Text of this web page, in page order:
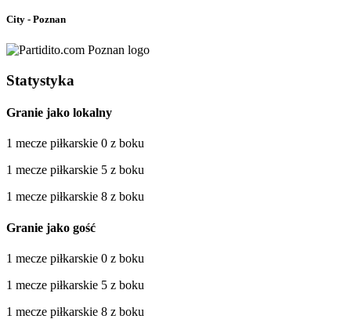
City - Poznan
Statystyka
Granie jako lokalny
1 mecze piłkarskie 0 z boku
1 mecze piłkarskie 5 z boku
1 mecze piłkarskie 8 z boku
Granie jako gość
1 mecze piłkarskie 0 z boku
1 mecze piłkarskie 5 z boku
1 mecze piłkarskie 8 z boku